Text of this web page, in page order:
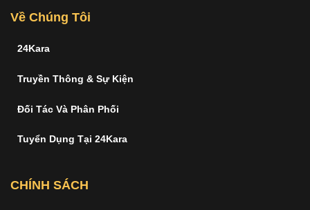
Về Chúng Tôi
24Kara
Truyền Thông & Sự Kiện
Đối Tác Và Phân Phối
Tuyển Dụng Tại 24Kara
CHÍNH SÁCH